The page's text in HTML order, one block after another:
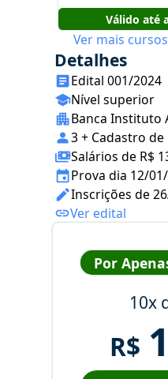
Válido até
Ver mais
Detalhes
Edital 001/2024
Nível superior
Banca Instituto
3 + Cadastro de
Salários de R$
Prova dia 12/
Inscrições de
Ver edital
Por
10x
R$